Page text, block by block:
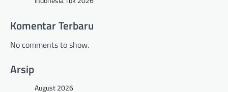
Komentar Terbaru
No comments to show.
Arsip
August 2026